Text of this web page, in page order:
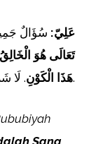
عَلِيّ: سُؤَالٌ
تَعَالَى هُوَ
هَذَا الْكَوْنِ. لَا شَرِيكَ لَهُ فِي أَفْعَالِهِ.
Sang